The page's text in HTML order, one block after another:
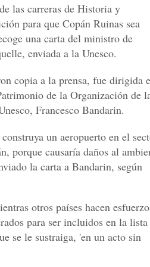
las carreras de Historia y
para que Copán Ruinas sea
una carta del ministro de
enviada a la Unesco.
copia a la prensa, fue dirigida
de la Organización de
Francesco Bandarin.
un aeropuerto en el
porque causaría daños al
la carta a Bandarin, según
otros países hacen
para ser incluidos en la lista
se le sustraiga, 'en un acto sin